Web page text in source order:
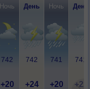
Ночь День Ночь День
742 742 741 741
+20 +24 +20 +22